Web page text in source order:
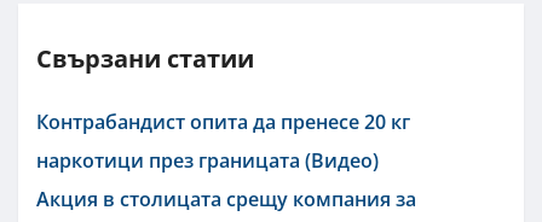
Свързани статии
Контрабандист опита да пренесе 20 кг
наркотици през границата (Видео)
Акция в столицата срещу компания за